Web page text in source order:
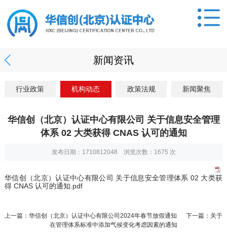
新闻资讯
行业政策 机构动态 政策法规 新闻聚焦
华信创（北京）认证中心有限公司 关于信息安全管理
体系 02 大类获得 CNAS 认可的通知
发布日期：1710812048 浏览次数： 1675 次
华信创（北京）认证中心有限公司 关于信息安全管理体系 02 大类获
得 CNAS 认可的通知.pdf
上一篇：华信创（北京）认证中心有限公司2024年春节放假通知
下一篇：关于
在管理体系标准中添加气候变化考虑因素的通知